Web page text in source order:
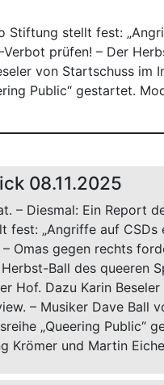
Stiftung stellt fest:
prüfen! – Der
von Startschuss im
Public“ gestartet.
08.11.2025
– Diesmal: Ein Report
fest: „Angriffe auf CSDs
– Omas gegen rechts
Ball des queeren
Hof. Dazu Karin Beseler
– Musiker Dave Ball
„Queering Public“
Krömer und Martin